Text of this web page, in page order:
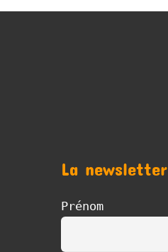
La newsletter
Prénom